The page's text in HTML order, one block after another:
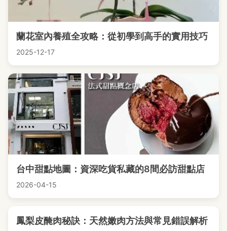
蘭花室內養殖全攻略：從初學到高手的實用技巧
2025-12-17
台中甜點地圖：資深吃貨私藏的8間必訪甜點店
2026-04-15
鳳梨皮醃肉秘訣：天然嫩肉方法與常見錯誤解析